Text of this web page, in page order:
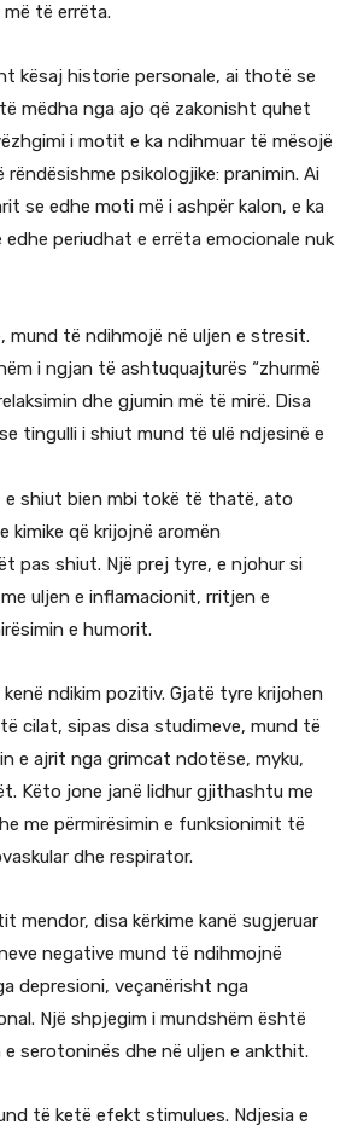
të errëta.
kësaj historie personale, ai thotë se
mëdha nga ajo që zakonisht quhet
i motit e ka ndihmuar të mësojë
psikologjike: pranimin. Ai
se edhe moti më i ashpër kalon, e ka
periudhat e errëta emocionale nuk
mund të ndihmojë në uljen e stresit.
i ngjan të ashtuquajturës “zhurmë
dhe gjumin më të mirë. Disa
tingulli i shiut mund të ulë ndjesinë e
e shiut bien mbi tokë të thatë, ato
kimike që krijojnë aromën
pas shiut. Një prej tyre, e njohur si
uljen e inflamacionit, rritjen e
e humorit.
ndikim pozitiv. Gjatë tyre krijohen
cilat, sipas disa studimeve, mund të
e ajrit nga grimcat ndotëse, myku,
Këto jone janë lidhur gjithashtu me
me përmirësimin e funksionimit të
dhe respirator.
mendor, disa kërkime kanë sugjeruar
negative mund të ndihmojnë
depresioni, veçanërisht nga
Një shpjegim i mundshëm është
serotoninës dhe në uljen e ankthit.
të ketë efekt stimulues. Ndjesia e